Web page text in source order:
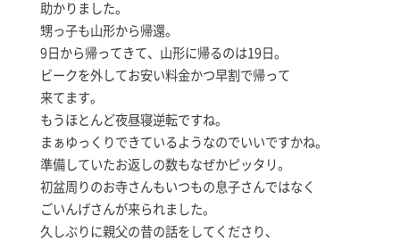
助かりました。
甥っ子も山形から帰還。
9日から帰ってきて、山形に帰るのは19日。
ビークを外してお安い料金かつ早割で帰って
来てます。
もうほとんど夜昼寝逆転ですね。
まぁゆっくりできているようなのでいいですかね。
準備していたお返しの数もなぜかピッタリ。
初盆周りのお寺さんもいつもの息子さんではなく
ごいんげさんが来られました。
久しぶりに親父の昔の話をしてくださり、